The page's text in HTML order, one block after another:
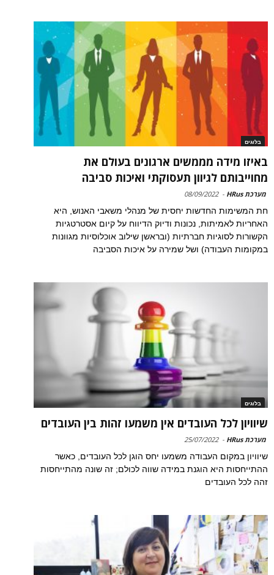
בלוגים
באיזו מידה מממשים ארגונים בעולם את
מחוייבותם לגיוון תעסוקתי ואיכות סביבה
מערכת HRus -
08/09/2022
חת המשימות החדשות יחסית של מנהלי משאבי האנוש, היא
האחריות לאמיתות, נכונות ודיוק הדיווח על קיום אסטרטגיות
הקשורות לסוגיות חברתיות (ובראשן שילוב אוכלוסיות מגוונות
במקומות העבודה) ושל שמירה על איכות הסביבה
בלוגים
שיוויון לכל העובדים אין משמעו זהות בין העובדים
מערכת HRus -
25/07/2022
שיוויון במקום העבודה משמעו יחס הוגן לכל העובדים, כאשר
ההתייחסות היא הוגנת במידה שווה לכולם; זה שונה מהתייחסות
זהה לכל העובדים